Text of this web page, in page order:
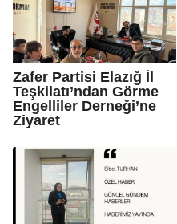
Zafer Partisi Elazığ İl
Teşkilatı’ndan Görme
Engelliler Derneği’ne
Ziyaret